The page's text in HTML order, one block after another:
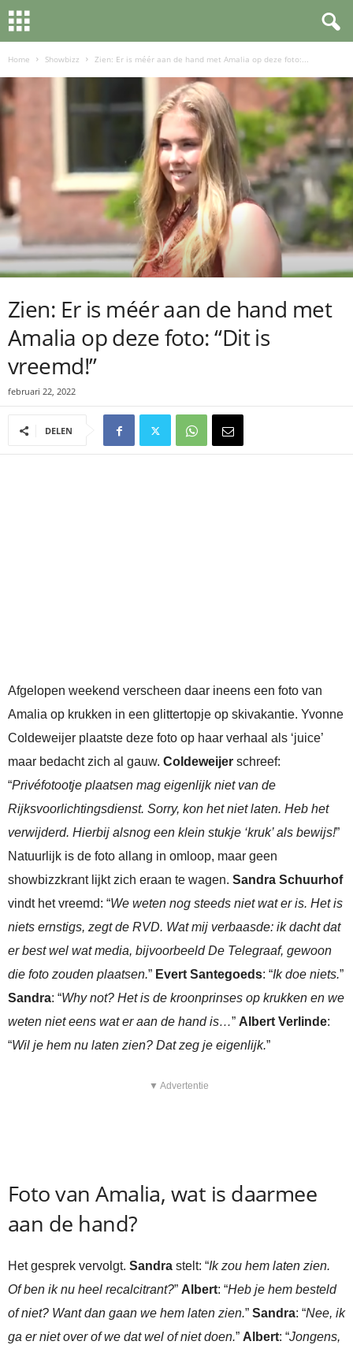
Home Showbizz Zien: Er is méér aan de hand met Amalia op deze foto:...
Zien: Er is méér aan de hand met
Amalia op deze foto: “Dit is
vreemd!”
februari 22, 2022
DELEN
Afgelopen weekend verscheen daar ineens een foto van
Amalia op krukken in een glittertopje op skivakantie. Yvonne
Coldeweijer plaatste deze foto op haar verhaal als ‘juice’
maar bedacht zich al gauw. Coldeweijer schreef:
“Privéfotootje plaatsen mag eigenlijk niet van de
Rijksvoorlichtingsdienst. Sorry, kon het niet laten. Heb het
verwijderd. Hierbij alsnog een klein stukje ‘kruk’ als bewijs!”
Natuurlijk is de foto allang in omloop, maar geen
showbizzkrant lijkt zich eraan te wagen. Sandra Schuurhof
vindt het vreemd: “We weten nog steeds niet wat er is. Het is
niets ernstigs, zegt de RVD. Wat mij verbaasde: ik dacht dat
er best wel wat media, bijvoorbeeld De Telegraaf, gewoon
die foto zouden plaatsen.” Evert Santegoeds: “Ik doe niets.”
Sandra: “Why not? Het is de kroonprinses op krukken en we
weten niet eens wat er aan de hand is…” Albert Verlinde:
“Wil je hem nu laten zien? Dat zeg je eigenlijk.”
▼ Advertentie
Foto van Amalia, wat is daarmee
aan de hand?
Het gesprek vervolgt. Sandra stelt: “Ik zou hem laten zien.
Of ben ik nu heel recalcitrant?” Albert: “Heb je hem besteld
of niet? Want dan gaan we hem laten zien.” Sandra: “Nee, ik
ga er niet over of we dat wel of niet doen.” Albert: “Jongens,